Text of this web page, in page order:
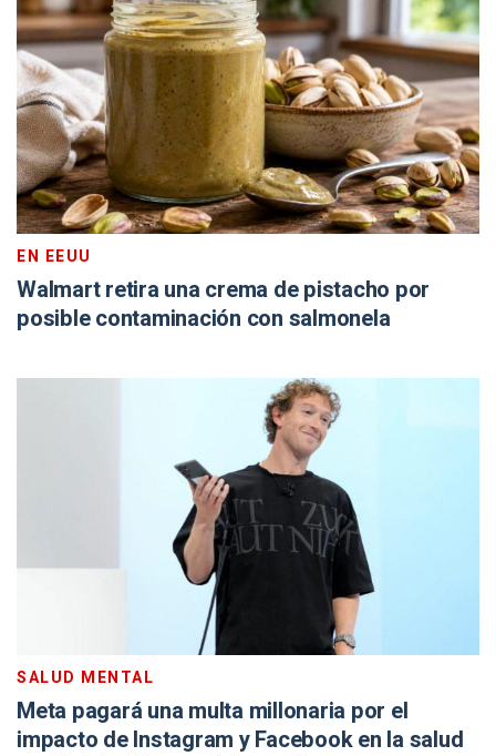
EN EEUU
Walmart retira una crema de pistacho por
posible contaminación con salmonela
SALUD MENTAL
Meta pagará una multa millonaria por el
impacto de Instagram y Facebook en la salud